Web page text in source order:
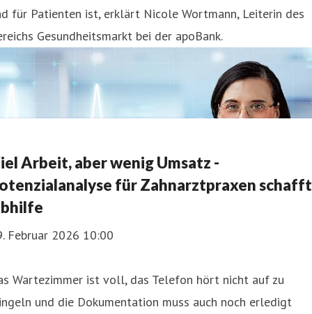
für Patienten ist, erklärt Nicole Wortmann, Leiterin des
Gesundheitsmarkt bei der apoBank.
Arbeit, aber wenig Umsatz -
für Zahnarztpraxen schafft
Februar 2026 10:00
Wartezimmer ist voll, das Telefon hört nicht auf zu
und die Dokumentation muss auch noch erledigt